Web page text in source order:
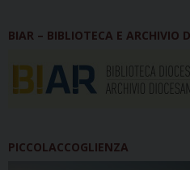
BIAR – BIBLIOTECA E ARCHIVIO
PICCOLACCOGLIENZA